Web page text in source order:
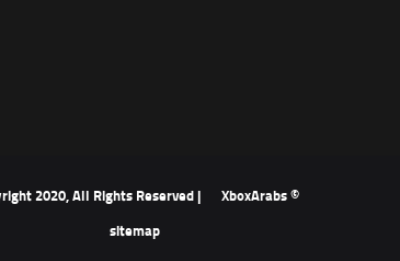
© Copyright 2020, All Rights Reserved |
XboxArabs
sitemap